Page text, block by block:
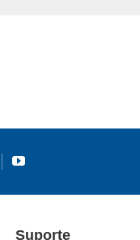
Suporte